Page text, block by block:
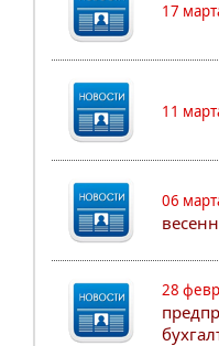
17
11
06
28